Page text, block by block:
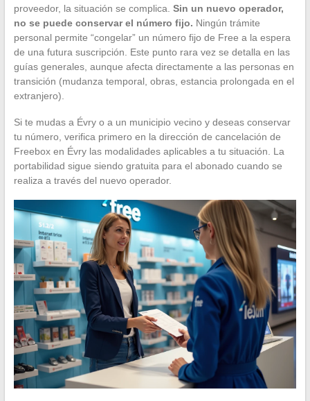
proveedor, la situación se complica. Sin un nuevo operador,
no se puede conservar el número fijo. Ningún trámite
personal permite “congelar” un número fijo de Free a la espera
de una futura suscripción. Este punto rara vez se detalla en las
guías generales, aunque afecta directamente a las personas en
transición (mudanza temporal, obras, estancia prolongada en el
extranjero).
Si te mudas a Évry o a un municipio vecino y deseas conservar
tu número, verifica primero en la dirección de cancelación de
Freebox en Évry las modalidades aplicables a tu situación. La
portabilidad sigue siendo gratuita para el abonado cuando se
realiza a través del nuevo operador.